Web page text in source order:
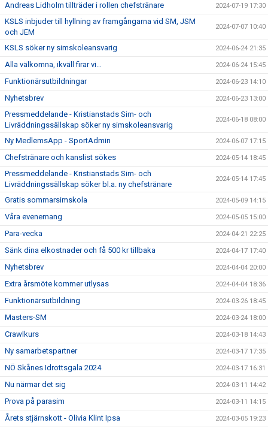
Andreas Lidholm tillträder i rollen chefstränare 2024-07-19 17:30
KSLS inbjuder till hyllning av framgångarna vid SM, JSM
och JEM
2024-07-07 10:40
KSLS söker ny simskoleansvarig 2024-06-24 21:35
Alla välkomna, ikväll firar vi… 2024-06-24 15:45
Funktionärsutbildningar 2024-06-23 14:10
Nyhetsbrev 2024-06-23 13:00
Pressmeddelande - Kristianstads Sim- och
Livräddningssällskap söker ny simskoleansvarig
2024-06-18 08:00
Ny MedlemsApp - SportAdmin 2024-06-07 17:15
Chefstränare och kanslist sökes 2024-05-14 18:45
Pressmeddelande - Kristianstads Sim- och
Livräddningssällskap söker bl.a. ny chefstränare
2024-05-14 17:45
Gratis sommarsimskola 2024-05-09 14:15
Våra evenemang 2024-05-05 15:00
Para-vecka 2024-04-21 22:25
Sänk dina elkostnader och få 500 kr tillbaka 2024-04-17 17:40
Nyhetsbrev 2024-04-04 20:00
Extra årsmöte kommer utlysas 2024-04-04 18:36
Funktionärsutbildning 2024-03-26 18:45
Masters-SM 2024-03-24 18:00
Crawlkurs 2024-03-18 14:43
Ny samarbetspartner 2024-03-17 17:35
NÖ Skånes Idrottsgala 2024 2024-03-17 16:31
Nu närmar det sig 2024-03-11 14:42
Prova på parasim 2024-03-11 14:15
Årets stjärnskott - Olivia Klint Ipsa 2024-03-05 19:23